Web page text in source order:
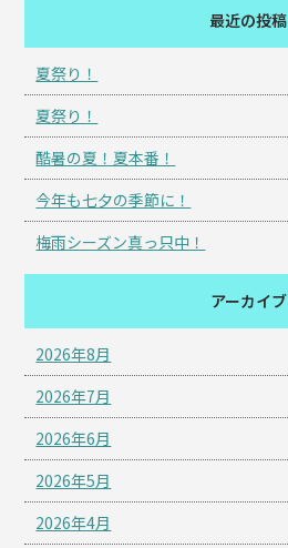
最近の投稿
夏祭り！
夏祭り！
酷暑の夏！夏本番！
今年も七夕の季節に！
梅雨シーズン真っ只中！
アーカイブ
2026年8月
2026年7月
2026年6月
2026年5月
2026年4月